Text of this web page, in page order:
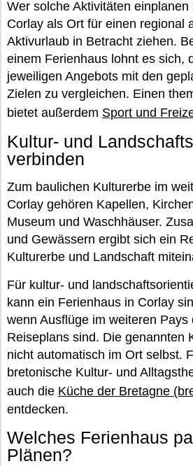
Wer solche Aktivitäten einplanen
Corlay als Ort für einen regional
Aktivurlaub in Betracht ziehen.
einem Ferienhaus lohnt es sich,
jeweiligen Angebots mit den
Zielen zu vergleichen. Einen
bietet außerdem Sport und
Kultur- und
verbinden
Zum baulichen Kulturerbe im
Corlay gehören Kapellen,
Museum und Waschhäuser.
und Gewässern ergibt sich ein
Kulturerbe und Landschaft
Für kultur- und
kann ein Ferienhaus in Corlay
wenn Ausflüge im weiteren Pays
Reiseplans sind. Die genannten
nicht automatisch im Ort selbst.
bretonische Kultur- und
auch die Küche der Bretagne
entdecken.
Welches Ferienhaus
Plänen?